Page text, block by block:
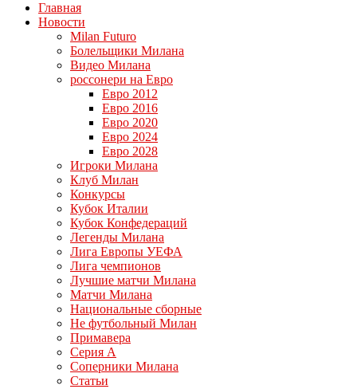
Главная
Новости
Milan Futuro
Болельщики Милана
Видео Милана
россонери на Евро
Евро 2012
Евро 2016
Евро 2020
Евро 2024
Евро 2028
Игроки Милана
Клуб Милан
Конкурсы
Кубок Италии
Кубок Конфедераций
Легенды Милана
Лига Европы УЕФА
Лига чемпионов
Лучшие матчи Милана
Матчи Милана
Национальные сборные
Не футбольный Милан
Примавера
Серия А
Соперники Милана
Статьи